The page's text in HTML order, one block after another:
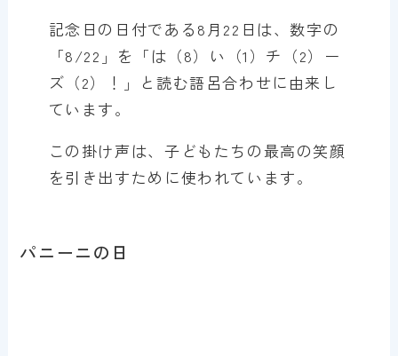
記念日の日付である8月22日は、数字の
「8/22」を「は（8）い（1）チ（2）ー
ズ（2）！」と読む語呂合わせに由来し
ています。
この掛け声は、子どもたちの最高の笑顔
を引き出すために使われています。
パニーニの日